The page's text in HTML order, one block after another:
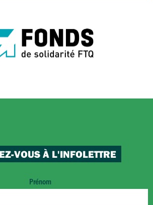
VOUS À L'INFOLETTRE
Prénom